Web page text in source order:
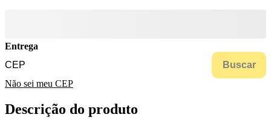
Entrega
Buscar
Não sei meu CEP
Descrição do produto